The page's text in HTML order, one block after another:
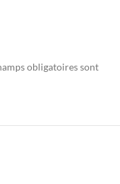
obligatoires sont